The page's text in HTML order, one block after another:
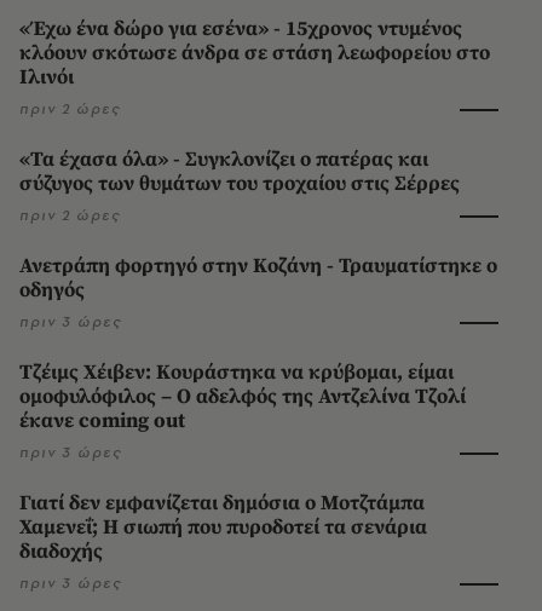
«Έχω ένα δώρο για εσένα» - 15χρονος ντυμένος
κλόουν σκότωσε άνδρα σε στάση λεωφορείου στο
Ιλινόι
πριν 2 ώρες
«Τα έχασα όλα» - Συγκλονίζει ο πατέρας και
σύζυγος των θυμάτων του τροχαίου στις Σέρρες
πριν 2 ώρες
Ανετράπη φορτηγό στην Κοζάνη - Τραυματίστηκε ο
οδηγός
πριν 3 ώρες
Τζέιμς Χέιβεν: Κουράστηκα να κρύβομαι, είμαι
ομοφυλόφιλος – Ο αδελφός της Αντζελίνα Τζολί
έκανε coming out
πριν 3 ώρες
Γιατί δεν εμφανίζεται δημόσια ο Μοτζτάμπα
Χαμενεΐ; Η σιωπή που πυροδοτεί τα σενάρια
διαδοχής
πριν 3 ώρες